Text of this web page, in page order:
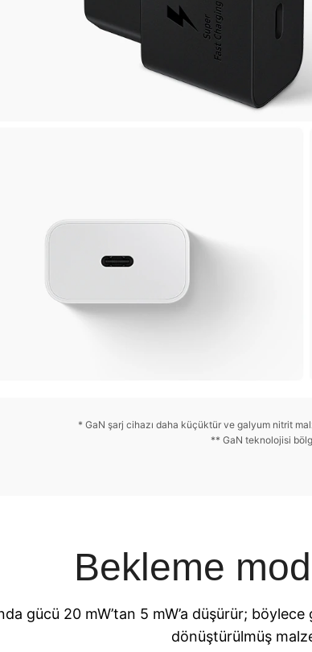
* GaN şarj cihazı daha küçüktür ve galyum nitrit
** GaN teknolojisi
Bekleme
gücü 20 mW’tan 5 mW’a düşürür;
dönüştürülmüş